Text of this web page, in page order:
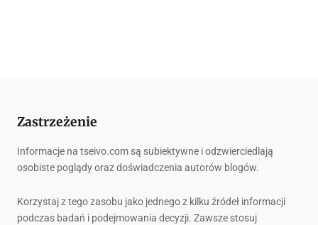
Zastrzeżenie
Informacje na tseivo.com są subiektywne i odzwierciedlają
osobiste poglądy oraz doświadczenia autorów blogów.
Korzystaj z tego zasobu jako jednego z kilku źródeł informacji
podczas badań i podejmowania decyzji. Zawsze stosuj